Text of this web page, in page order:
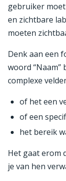
gebruiker
en zichtbare
moeten
Denk aan een
woord “Naam”
complexe
of het een
of een
het bereik
Het gaat erom
je van hen